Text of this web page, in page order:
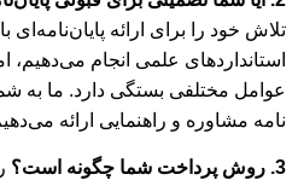
تلاش خود را برای ارائه پایان‌نامه‌ای
استانداردهای علمی انجام می‌دهیم،
عوامل مختلفی بستگی دارد. ما به
نامه مشاوره و راهنمایی ارائه
3. روش پرداخت شما چگونه است؟